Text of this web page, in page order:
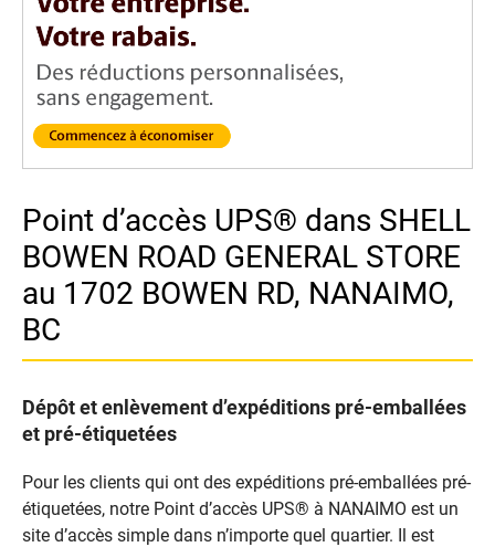
Point d’accès UPS® dans SHELL
BOWEN ROAD GENERAL STORE
au 1702 BOWEN RD, NANAIMO,
BC
Dépôt et enlèvement d’expéditions pré-emballées
et pré-étiquetées
Pour les clients qui ont des expéditions pré-emballées pré-
étiquetées, notre Point d’accès UPS® à NANAIMO est un
site d’accès simple dans n’importe quel quartier. Il est